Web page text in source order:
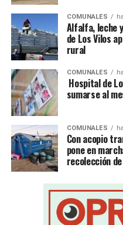
COMUNALES
Alfalfa, leche
de Los Vilos
rural
COMUNALES
Hospital de
sumarse al
COMUNALES
Con acopio
pone en
recolección